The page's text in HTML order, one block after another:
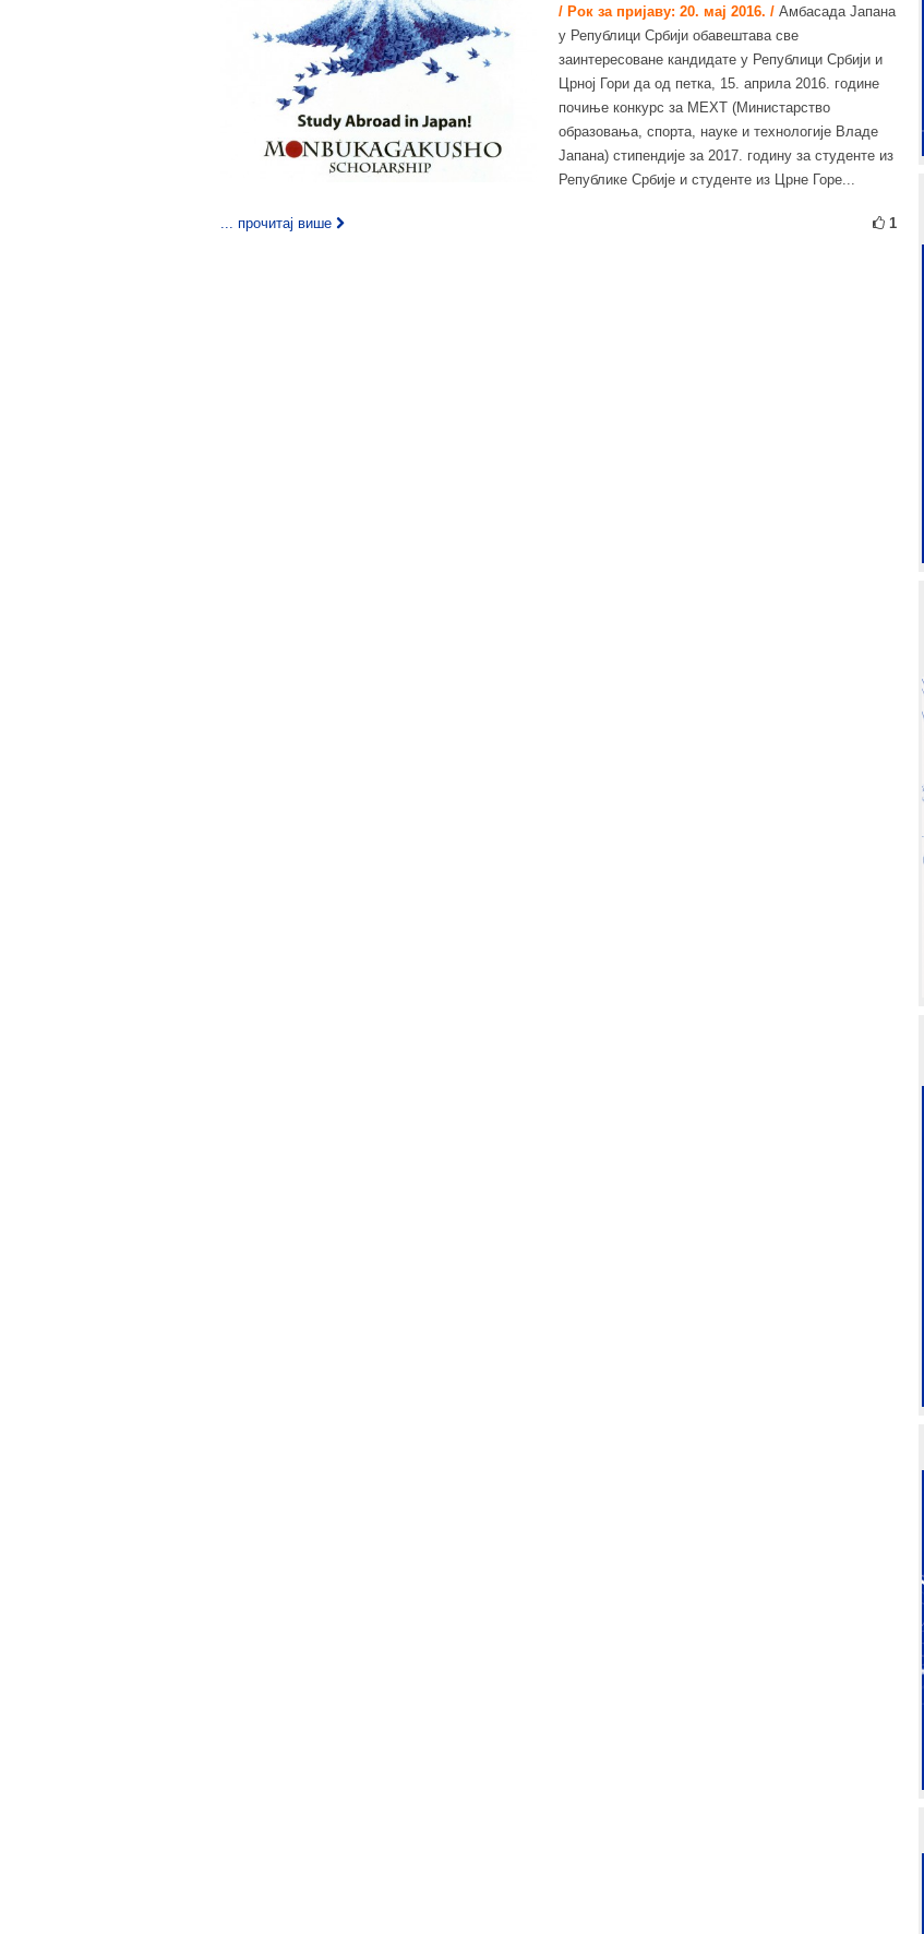
/ Рок за пријаву: 20. мај 2016. / Амбасада Јапана
у Републици Србији обавештава све
заинтересоване кандидате у Републици Србији и
Црној Гори да од петка, 15. априла 2016. године
почиње конкурс за МЕXТ (Министарство
образовања, спорта, науке и технологије Владе
Јапана) стипендије за 2017. годину за студенте из
Републике Србије и студенте из Црне Горе...
... прочитај више 1